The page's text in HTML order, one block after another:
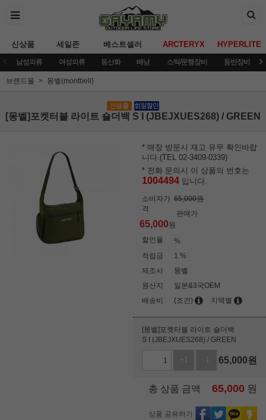
신상품 세일존 베스트셀러 ARCTERYX HYPERLITE
남성의류 여성의류 등산화 배낭 스틱/운행장비 등반장비
브랜드몰 몽벨(montbell)
[몽벨]포켓터블 라이트 숄더백 S I (JBEJXUES268) / GREEN
* 매장 방문시 재고 유무 확인바랍
니다.(TEL 02-3409-0339)
* 전화 문의시 이 상품의 번호는
1004494 입니다.
소비자가
격
65,000원
판매가
65,000원
할인율
%
적립금
1 %
제조사
몽벨
원산지
일본&3국OEM
배송비
(조건) 지역별
[몽벨]포켓터블 라이트 숄더백
S I (JBEJXUES268) / GREEN
+1 -1 65,000원
총 상품 금액 65,000 원
상품 공유하기